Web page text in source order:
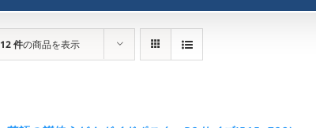
12 件の商品を表示